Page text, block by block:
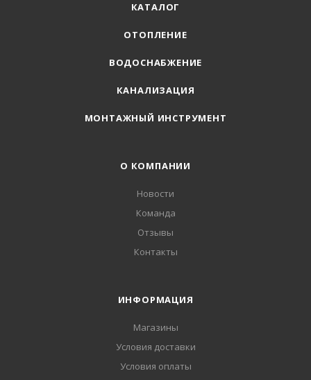
КАТАЛОГ
ОТОПЛЕНИЕ
ВОДОСНАБЖЕНИЕ
КАНАЛИЗАЦИЯ
МОНТАЖНЫЙ ИНСТРУМЕНТ
О КОМПАНИИ
Новости
Команда
Отзывы
Контакты
ИНФОРМАЦИЯ
Магазины
Условия доставки
Условия оплаты